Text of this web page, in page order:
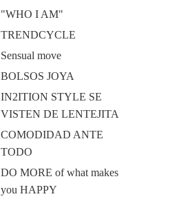
"WHO I AM"
TRENDCYCLE
Sensual move
BOLSOS JOYA
IN2ITION STYLE SE
VISTEN DE LENTEJITA
COMODIDAD ANTE
TODO
DO MORE of what makes
you HAPPY